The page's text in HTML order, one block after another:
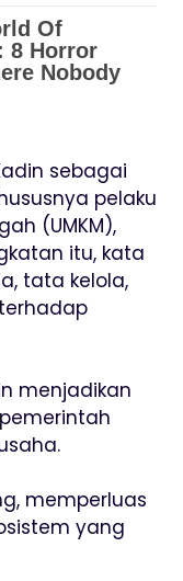
sebagai
pelaku
(UMKM),
itu, kata
tata kelola,
menjadikan
memperluas
yang